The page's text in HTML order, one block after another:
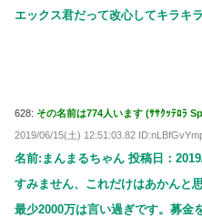
エックス君だって改心してキラキ
628: その名前は774人います (ｻｻｸｯﾃﾛﾗ
2019/06/15(土) 12:51:03.82
名前:まんまるちゃん 投稿日：
すみません、これだけはあかんと
最少2000万は言い過ぎです。募金